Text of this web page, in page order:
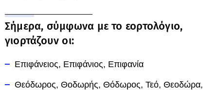
Σήμερα, σύμφωνα με το εορτολόγιο,
γιορτάζουν οι:
Επιφάνειος, Επιφάνιος, Επιφανία
Θεόδωρος, Θοδωρής, Θόδωρος, Τεό, Θεοδώρα,